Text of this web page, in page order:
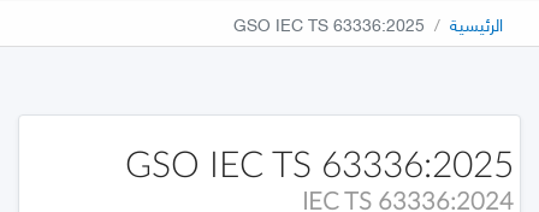
الرئيسية GSO IEC TS 63336:2025
GSO IEC TS 63336:2025
IEC TS 63336:2024